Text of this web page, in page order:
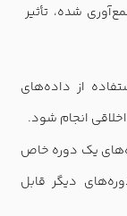
شده، تأثیر
از داده‌های
انجام شود.
یک دوره خاص
دیگر قابل